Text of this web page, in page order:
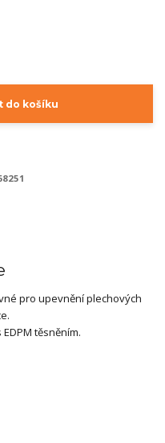
do košíku
pro upevnění plechových
těsněním.